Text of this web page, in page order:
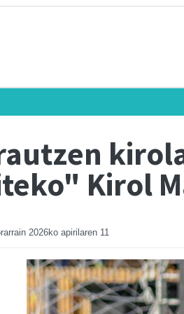
Kirol
2026ko apirilaren 11